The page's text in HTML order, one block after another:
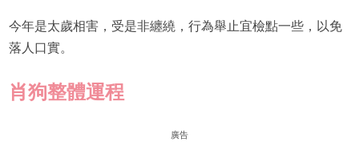
今年是太歲相害，受是非纏繞，行為舉止宜檢點一些，以免
落人口實。
肖狗整體運程
廣告